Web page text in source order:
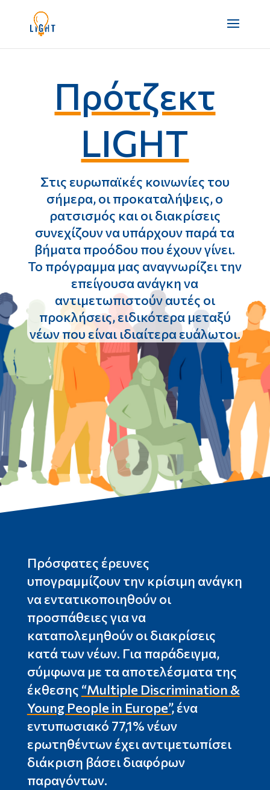
Πρότζεκτ
LIGHT
Στις ευρωπαϊκές κοινωνίες του
σήμερα, οι προκαταλήψεις, ο
ρατσισμός και οι διακρίσεις
συνεχίζουν να υπάρχουν παρά τα
βήματα προόδου που έχουν γίνει.
Το πρόγραμμα μας αναγνωρίζει την
επείγουσα ανάγκη να
αντιμετωπιστούν αυτές οι
προκλήσεις, ειδικότερα μεταξύ
νέων που είναι ιδιαίτερα ευάλωτοι.
Πρόσφατες έρευνες
υπογραμμίζουν την κρίσιμη ανάγκη
να εντατικοποιηθούν οι
προσπάθειες για να
καταπολεμηθούν οι διακρίσεις
κατά των νέων. Για παράδειγμα,
σύμφωνα με τα αποτελέσματα της
έκθεσης “Multiple Discrimination &
Young People in Europe”,ένα
εντυπωσιακό 77,1% νέων
ερωτηθέντων έχει αντιμετωπίσει
διάκριση βάσει διαφόρων
παραγόντων.